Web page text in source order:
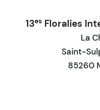
13es Floralies
La
Saint-
85260